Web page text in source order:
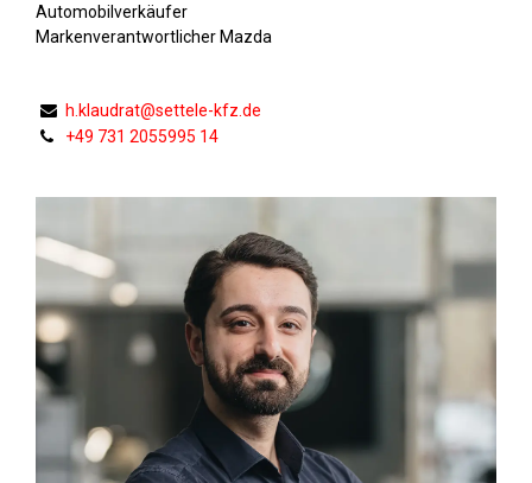
Automobilverkäufer
Markenverantwortlicher Mazda
h.klaudrat@settele-kfz.de
+49 731 2055995 14